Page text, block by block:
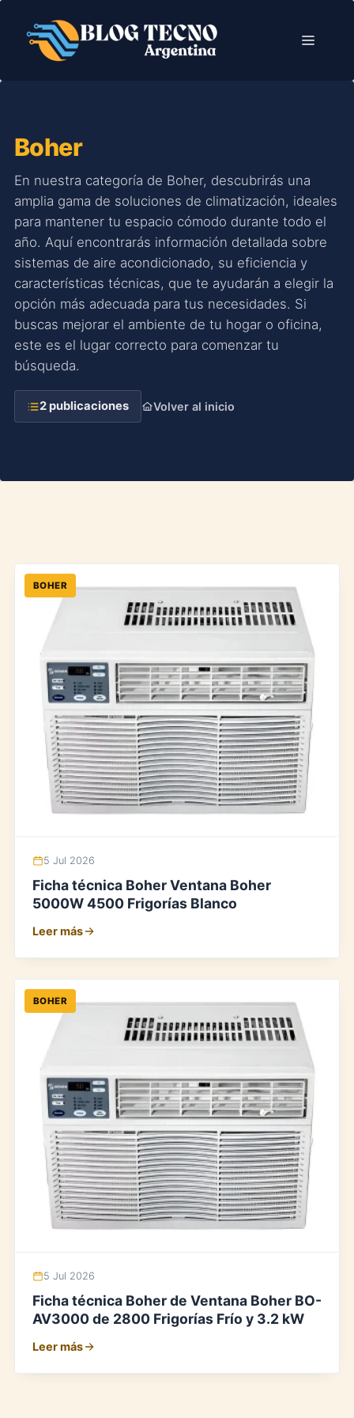
contenido
Menú
Boher
En nuestra categoría de Boher, descubrirás una
amplia gama de soluciones de climatización, ideales
para mantener tu espacio cómodo durante todo el
año. Aquí encontrarás información detallada sobre
sistemas de aire acondicionado, su eficiencia y
características técnicas, que te ayudarán a elegir la
opción más adecuada para tus necesidades. Si
buscas mejorar el ambiente de tu hogar o oficina,
este es el lugar correcto para comenzar tu
búsqueda.
2 publicaciones Volver al inicio
BOHER
5 Jul 2026
Ficha técnica Boher Ventana Boher
5000W 4500 Frigorías Blanco
Leer más
BOHER
5 Jul 2026
Ficha técnica Boher de Ventana Boher BO-
AV3000 de 2800 Frigorías Frío y 3.2 kW
Leer más